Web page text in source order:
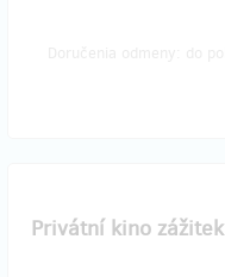
Privátní kino zážitek